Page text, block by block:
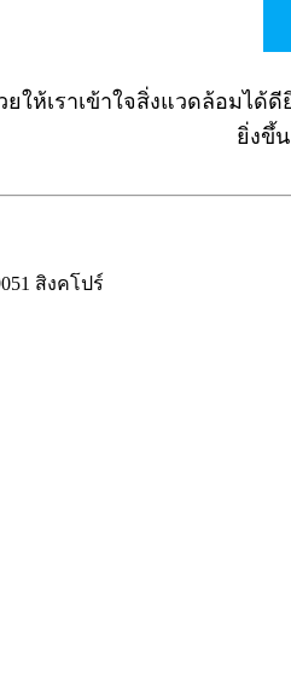
ให้เราเข้าใจสิ่งแวดล้อมไ
ยิ่งขึ้น
สิงคโปร์